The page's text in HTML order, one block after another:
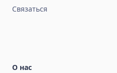
Связаться
О нас